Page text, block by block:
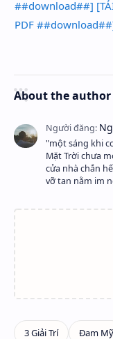
##download##]
PDF
About the author
"một sáng khi
Mặt Trời chưa
cửa nhà chắn
vỡ tan nằm im